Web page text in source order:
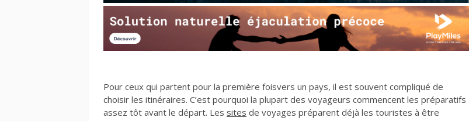
Pour ceux qui partent pour la première foisvers un pays, il est souvent compliqué de
choisir les itinéraires. C’est pourquoi la plupart des voyageurs commencent les préparatifs
assez tôt avant le départ. Les sites de voyages préparent déjà les touristes à être